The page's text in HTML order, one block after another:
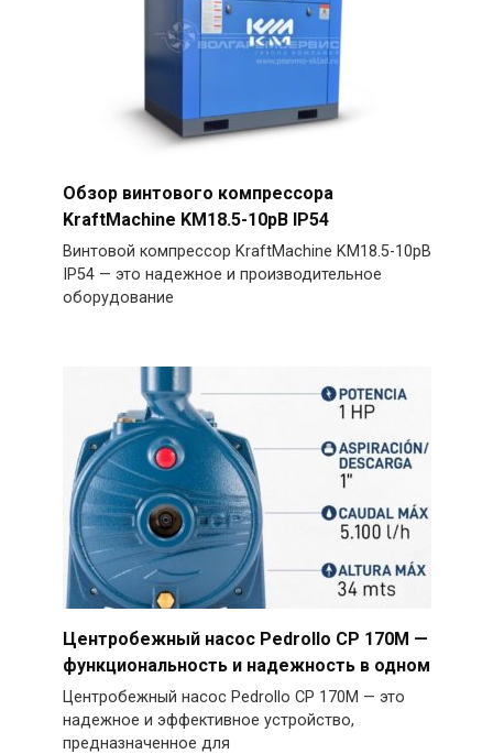
Обзор винтового компрессора
KraftMachine KM18.5-10рВ IP54
Винтовой компрессор KraftMachine KM18.5-10рВ
IP54 — это надежное и производительное
оборудование
Центробежный насос Pedrollo CP 170M —
функциональность и надежность в одном
Центробежный насос Pedrollo CP 170M — это
надежное и эффективное устройство,
предназначенное для